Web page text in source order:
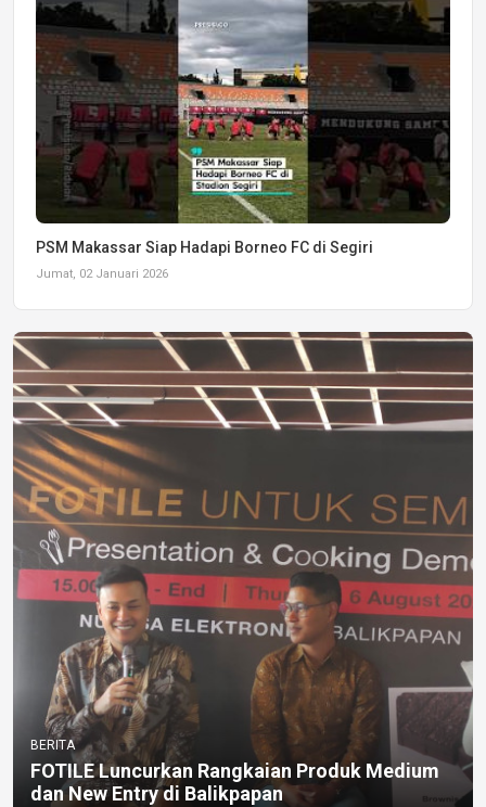
PSM Makassar Siap Hadapi Borneo FC di Segiri
Jumat, 02 Januari 2026
BERITA
FOTILE Luncurkan Rangkaian Produk Medium
dan New Entry di Balikpapan